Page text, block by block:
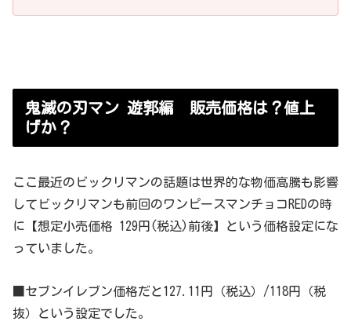
鬼滅の刃マン 遊郭編 販売価格は？値上
げか？
ここ最近のビックリマンの話題は世界的な物価高騰も影響
してビックリマンも前回のワンピースマンチョコREDの時
に【想定小売価格 129円(税込)前後】という価格設定にな
っていました。
■セブンイレブン価格だと127.11円（税込）/118円（税
抜）という設定でした。